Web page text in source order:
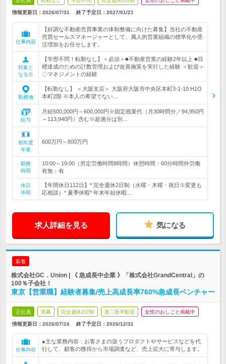
情報更新日：2026/07/31 終了予定日： 2027/01/21
仕事内容
【好調な不動産売買事業の体制整備に向けた募集】当社の不動産
売買セールスマネージャーとして、属人的営業組織の標準化や受
注増加をお任せします。
対象と
なる方
【学歴不問！転勤なし】＜必須＞■不動産営業の経験2年以上 ■目
標達成のための計数管理および改善施策を実行した経験 ＜歓迎＞
◇マネジメントの経験
勤務地
【転勤なし】 ＜大阪支店＞ 大阪府大阪市中央区本町3-1-10 H1O
本町2階 ※本人の希望でない…
給与
月給500,000円～600,000円※固定残業代（月30時間分／94,950円
～113,940円）含む※超過分は別…
初年度
年収
600万円～800万円
勤務
時間
10:00～19:00（所定労働時間8時間）休憩時間：60分時間外労働
有無：有
休日
休暇
【年間休日112日】* 完全週休2日制（水曜・木曜・祝日※変更も
応相談）* 夏季休暇* 年末年始休暇…
求人詳細を見る 気になる
新着
株式会社GC．Union | 《 急成長中企業 》「株式会社GrandCentral」の
100％子会社！
東京【営業職】経験者募集/売上高成長率760%急成長ベンチャー
正社員 急募 完全週休2日制 第二新卒歓迎 女性のおしごと掲載中
情報更新日：2026/07/16 終了予定日： 2026/12/31
仕事内容
●主な業務内容：お客さまの扱うプロダクトやサービスなどを代
行して、顧客の獲得から市場調査など、売上拡大に寄与します。